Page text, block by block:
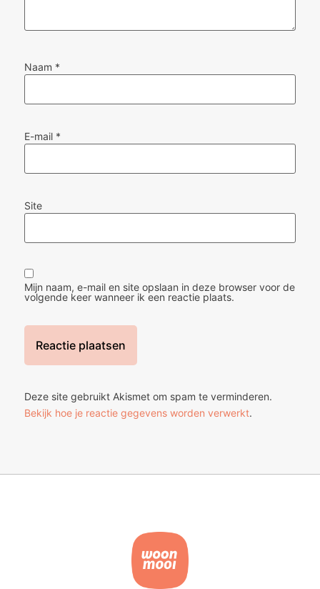
Naam *
E-mail *
Site
Mijn naam, e-mail en site opslaan in deze browser voor de
volgende keer wanneer ik een reactie plaats.
Deze site gebruikt Akismet om spam te verminderen.
Bekijk hoe je reactie gegevens worden verwerkt.